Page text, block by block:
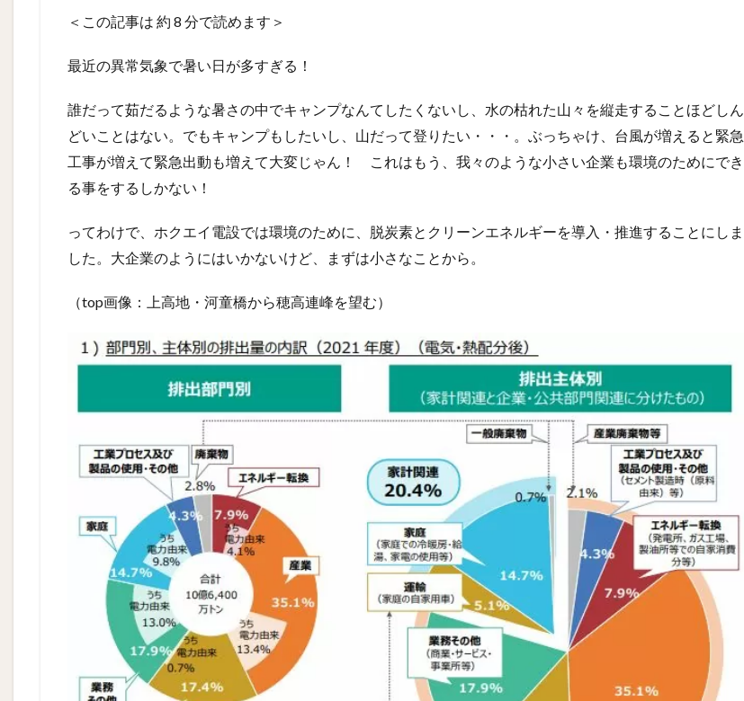
＜この記事は 約 8 分で読めます＞
最近の異常気象で暑い日が多すぎる！
誰だって茹だるような暑さの中でキャンプなんてしたくないし、水の枯れた山々を縦走することほどしん
どいことはない。でもキャンプもしたいし、山だって登りたい・・・。ぶっちゃけ、台風が増えると緊急
工事が増えて緊急出動も増えて大変じゃん！ これはもう、我々のような小さい企業も環境のためにでき
る事をするしかない！
ってわけで、ホクエイ電設では環境のために、脱炭素とクリーンエネルギーを導入・推進することにしま
した。大企業のようにはいかないけど、まずは小さなことから。
（top画像：上高地・河童橋から穂高連峰を望む）